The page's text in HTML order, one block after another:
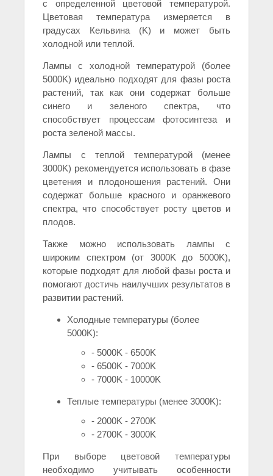
с определенной цветовой температурой.
Цветовая температура измеряется в
градусах Кельвина (K) и может быть
холодной или теплой.
Лампы с холодной температурой (более
5000K) идеально подходят для фазы роста
растений, так как они содержат больше
синего и зеленого спектра, что
способствует процессам фотосинтеза и
роста зеленой массы.
Лампы с теплой температурой (менее
3000K) рекомендуется использовать в фазе
цветения и плодоношения растений. Они
содержат больше красного и оранжевого
спектра, что способствует росту цветов и
плодов.
Также можно использовать лампы с
широким спектром (от 3000K до 5000K),
которые подходят для любой фазы роста и
помогают достичь наилучших результатов в
развитии растений.
Холодные температуры (более
5000K):
- 5000K - 6500K
- 6500K - 7000K
- 7000K - 10000K
Теплые температуры (менее 3000K):
- 2000K - 2700K
- 2700K - 3000K
При выборе цветовой температуры
необходимо учитывать особенности